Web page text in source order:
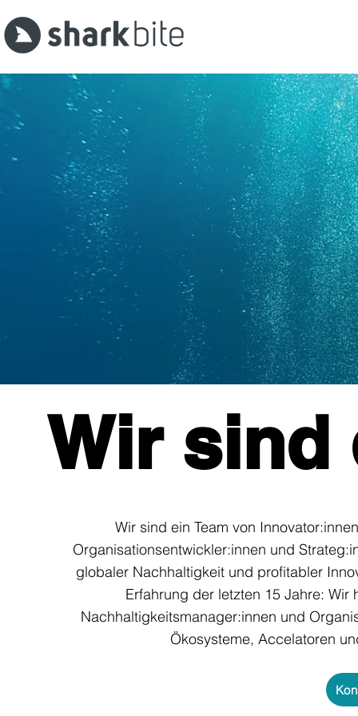
Wir sind
Wir sind ein Team von
Organisationsentwickler:innen und
globaler Nachhaltigkeit und profitabler
Erfahrung der letzten 15 Jahre:
Nachhaltigkeitsmanager:innen und
Ökosysteme, Accelatoren